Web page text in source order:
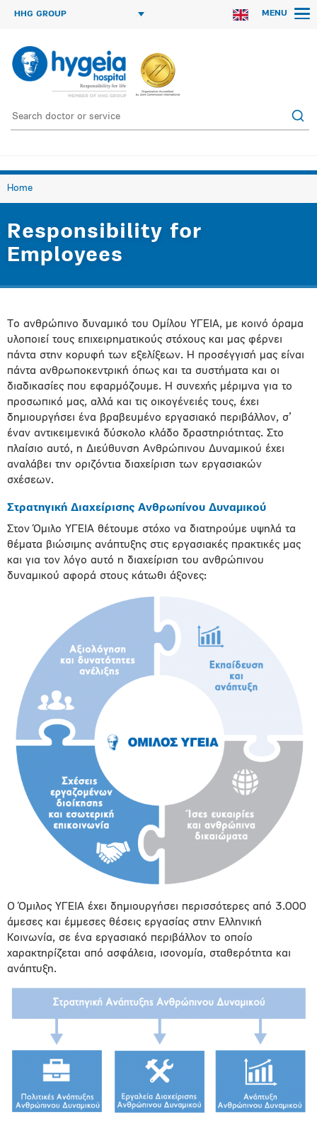
HHG GROUP MENU
Home
Responsibility for
Employees
Το ανθρώπινο δυναμικό του Ομίλου ΥΓΕΙΑ, με κοινό όραμα
υλοποιεί τους επιχειρηματικούς στόχους και μας φέρνει
πάντα στην κορυφή των εξελίξεων. Η προσέγγισή μας είναι
πάντα ανθρωποκεντρική όπως και τα συστήματα και οι
διαδικασίες που εφαρμόζουμε. Η συνεχής μέριμνα για το
προσωπικό μας, αλλά και τις οικογένειές τους, έχει
δημιουργήσει ένα βραβευμένο εργασιακό περιβάλλον, σ’
έναν αντικειμενικά δύσκολο κλάδο δραστηριότητας. Στο
πλαίσιο αυτό, η Διεύθυνση Ανθρώπινου Δυναμικού έχει
αναλάβει την οριζόντια διαχείριση των εργασιακών
σχέσεων.
Στρατηγική Διαχείρισης Ανθρωπίνου Δυναμικού
Στον Όμιλο ΥΓΕΙΑ θέτουμε στόχο να διατηρούμε υψηλά τα
θέματα βιώσιμης ανάπτυξης στις εργασιακές πρακτικές μας
και για τον λόγο αυτό η διαχείριση του ανθρώπινου
δυναμικού αφορά στους κάτωθι άξονες:
Ο Όμιλος ΥΓΕΙΑ έχει δημιουργήσει περισσότερες από 3.000
άμεσες και έμμεσες θέσεις εργασίας στην Ελληνική
Κοινωνία, σε ένα εργασιακό περιβάλλον το οποίο
χαρακτηρίζεται από ασφάλεια, ισονομία, σταθερότητα και
ανάπτυξη.